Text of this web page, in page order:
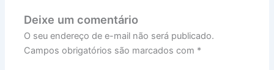
Deixe um comentário
O seu endereço de e-mail não será publicado.
Campos obrigatórios são marcados com *